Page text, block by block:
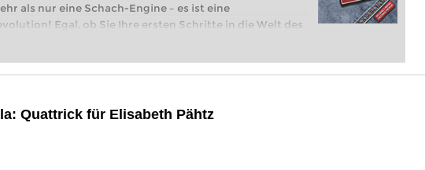
als nur eine Schach-Engine – es ist eine
Egal, ob Sie Ihre ersten Schritte in die Welt des
machen oder bereits auf Turnierniveau spielen: Mit
Quattrick für Elisabeth Pähtz